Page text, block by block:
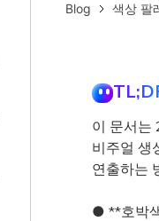
Blog 색상 팔
이 문서는
비주얼 생
연출하는
● **호박